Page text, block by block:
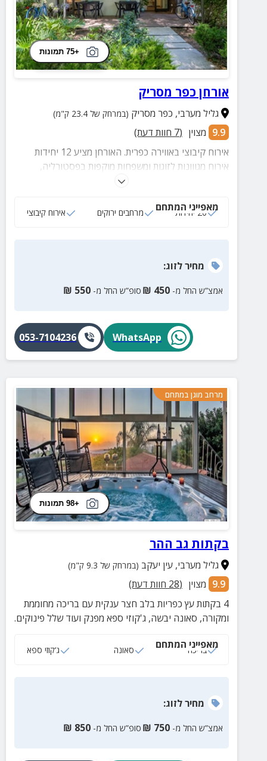
+75 תמונות
אורחן כפר מסריק
גליל מערבי, כפר מסריק (במרחק של 23.4 ק"מ)
9.9 מצוין (
7 חוות דעת)
אירוח קיבוצי באווירה כפרית. האורחן מציע 12 יחידות
אירוח מגווונות לזוגות ומשפחות מוקפות בפסטורליה,
אטרקציות קיבוציות ייחודיות וקירבה לשלל אתרים והנאות
מאפייני המתחם
20 יחידות מרחבים ירוקים אירוח קיבוצי
מחירלזוג:
אמצ”ש החל מ- 450
₪ סופ”ש החל מ- 550
₪
WhatsApp
053-7104236
מרחב מוגן במתחם
+98 תמונות
בקתות גב ההר
גליל מערבי,עין יעקב (במרחק של 9.3 ק"מ)
9.9 מצוין (
28 חוות דעת)
4 בקתות עץ כפריות בלב חצר ענקית עם בריכה מחוממת
ומקורה, סאונה יבשה, ג'קוזי ספא מפנק ועוד שלל פינוקים.
מאפייני המתחם
בריכה סאונה ג‘קוזי ספא
מחירלזוג:
אמצ”ש החל מ- 750
₪ סופ”ש החל מ- 850
₪